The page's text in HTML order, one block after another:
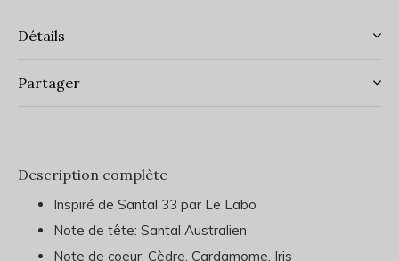
Détails
Partager
Description complète
Inspiré de Santal 33 par Le Labo
Note de tête: Santal Australien
Note de coeur: Cèdre, Cardamome, Iris